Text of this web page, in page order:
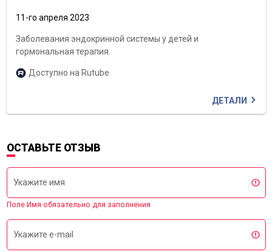
11-го апреля 2023
Заболевания эндокринной системы у детей и
гормональная терапия.
Доступно на Rutube
ДЕТАЛИ
ОСТАВЬТЕ ОТЗЫВ
Укажите имя
Поле Имя обязательно для заполнения
Укажите e-mail